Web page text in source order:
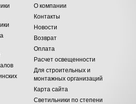
О компании
Контакты
Новости
Возврат
Оплата
Расчет освещенности
Для строительных и
монтажных организаций
Карта сайта
Светильники по степени